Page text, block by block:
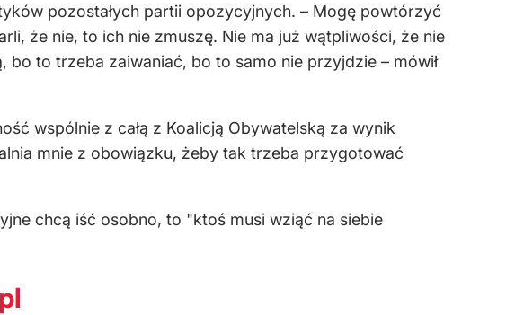
pozostałych partii opozycyjnych. – Mogę powtórzyć
że nie, to ich nie zmuszę. Nie ma już wątpliwości, że nie
bo to trzeba zaiwaniać, bo to samo nie przyjdzie – mówił
wspólnie z całą z Koalicją Obywatelską za wynik
mnie z obowiązku, żeby tak trzeba przygotować
chcą iść osobno, to "ktoś musi wziąć na siebie